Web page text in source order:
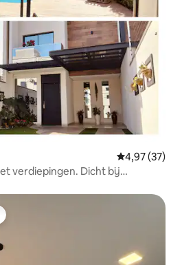
Gemiddelde
4,97 (37)
verdiepingen. Dicht bij